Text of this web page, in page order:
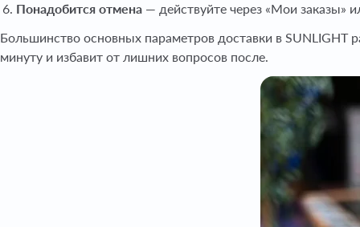
Понадобится отмена — действуйте через «Мои заказы»
Большинство основных параметров доставки в SUNLIGHT
минуту и избавит от лишних вопросов после.